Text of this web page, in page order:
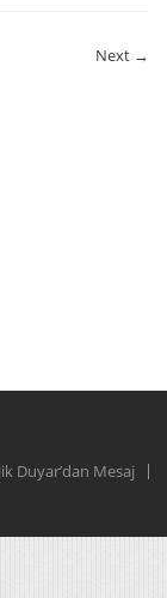
Next →
Duyar’dan Mesaj